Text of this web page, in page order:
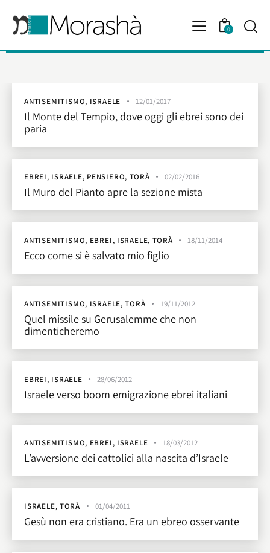
0
ANTISEMITISMO, ISRAELE 12/01/2017
Il Monte del Tempio, dove oggi gli ebrei sono dei
paria
EBREI, ISRAELE, PENSIERO, TORÀ 02/02/2016
Il Muro del Pianto apre la sezione mista
ANTISEMITISMO, EBREI, ISRAELE, TORÀ 18/11/2014
Ecco come si è salvato mio figlio
ANTISEMITISMO, ISRAELE,TORÀ 19/11/2012
Quel missile su Gerusalemme che non
dimenticheremo
EBREI, ISRAELE 28/06/2012
Israele verso boom emigrazione ebrei italiani
ANTISEMITISMO, EBREI, ISRAELE 18/03/2012
L’avversione dei cattolici alla nascita d’Israele
ISRAELE, TORÀ 01/04/2011
Gesù non era cristiano. Era un ebreo osservante